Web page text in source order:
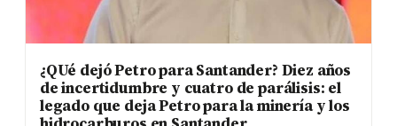
¿QUé dejó Petro para Santander? Diez años
de incertidumbre y cuatro de parálisis: el
legado que deja Petro para la minería y los